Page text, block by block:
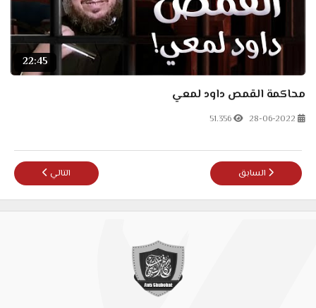
22:45
محاكمة القمص داود لمعي
28-06-2022
51.356
المقال السابق: الغشيمة - ماغي خزام
السابق المقال التالي:
التالي